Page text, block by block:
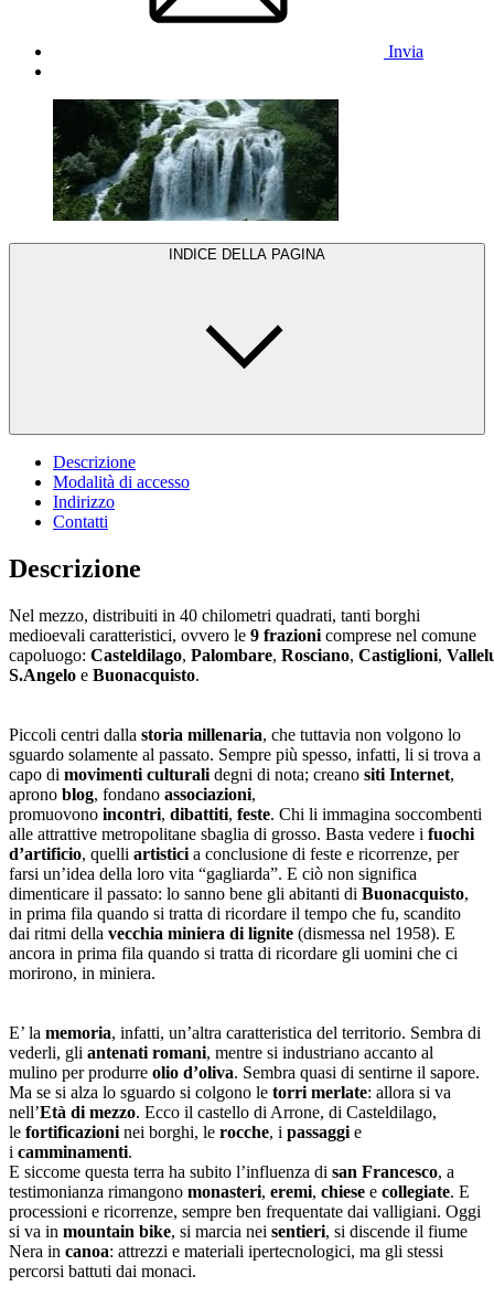
Invia
INDICE DELLA PAGINA
Descrizione
Modalità di accesso
Indirizzo
Contatti
Descrizione
Nel mezzo, distribuiti in 40 chilometri quadrati, tanti borghi
medioevali caratteristici, ovvero le 9 frazioni comprese nel comune
capoluogo: Casteldilago, Palombare, Rosciano, Castiglioni,
S.Angelo e Buonacquisto.
Piccoli centri dalla storia millenaria, che tuttavia non volgono lo
sguardo solamente al passato. Sempre più spesso, infatti, li si trova a
capo di movimenti culturali degni di nota; creano siti Internet,
aprono blog, fondano associazioni,
promuovono incontri, dibattiti, feste. Chi li immagina soccombenti
alle attrattive metropolitane sbaglia di grosso. Basta vedere i fuochi
d’artificio, quelli artistici a conclusione di feste e ricorrenze, per
farsi un’idea della loro vita “gagliarda”. E ciò non significa
dimenticare il passato: lo sanno bene gli abitanti di Buonacquisto,
in prima fila quando si tratta di ricordare il tempo che fu, scandito
dai ritmi della vecchia miniera di lignite (dismessa nel 1958). E
ancora in prima fila quando si tratta di ricordare gli uomini che ci
morirono, in miniera.
E’ la memoria, infatti, un’altra caratteristica del territorio. Sembra di
vederli, gli antenati romani, mentre si industriano accanto al
mulino per produrre olio d’oliva. Sembra quasi di sentirne il sapore.
Ma se si alza lo sguardo si colgono le torri merlate: allora si va
nell’Età di mezzo. Ecco il castello di Arrone, di Casteldilago,
le fortificazioni nei borghi, le rocche, i passaggi e
i camminamenti.
E siccome questa terra ha subito l’influenza di san Francesco, a
testimonianza rimangono monasteri, eremi, chiese e collegiate. E
processioni e ricorrenze, sempre ben frequentate dai valligiani. Oggi
si va in mountain bike, si marcia nei sentieri, si discende il fiume
Nera in canoa: attrezzi e materiali ipertecnologici, ma gli stessi
percorsi battuti dai monaci.